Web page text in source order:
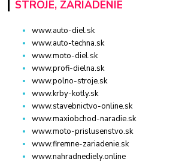
STROJE, ZARIADENIE
www.auto-diel.sk
www.auto-techna.sk
www.moto-diel.sk
www.profi-dielna.sk
www.polno-stroje.sk
www.krby-kotly.sk
www.stavebnictvo-online.sk
www.maxiobchod-naradie.sk
www.moto-prislusenstvo.sk
www.firemne-zariadenie.sk
www.nahradnediely.online